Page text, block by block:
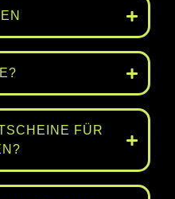
FÜR